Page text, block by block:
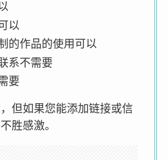
以
的作品的使用可以
系不需要
要
但如果您能添加链接或信
胜感激。